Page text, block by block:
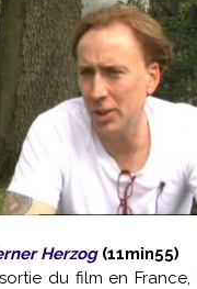
Herzog(11min55)
du film en France,